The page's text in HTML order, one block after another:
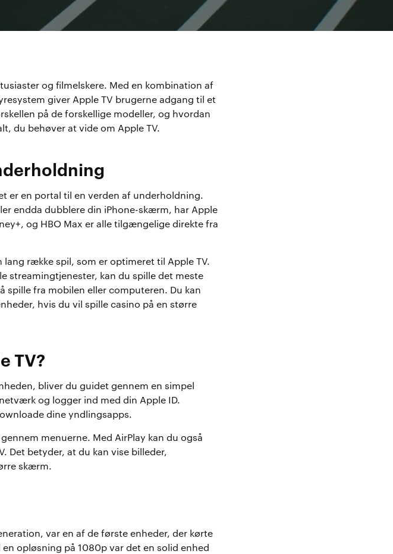
og filmelskere. Med en kombination af
giver Apple TV brugerne adgang til et
på de forskellige modeller, og hvordan
du behøver at vide om Apple TV.
er en portal til en verden af underholdning.
endda dubblere din iPhone-skærm, har Apple
og HBO Max er alle tilgængelige direkte fra
lang række spil, som er optimeret til Apple TV.
streamingtjenester, kan du spille det meste
spille fra mobilen eller computeren. Du kan
hvis du vil spille casino på en større
TV?
bliver du guidet gennem en simpel
og logger ind med din Apple ID.
dine yndlingsapps.
menuerne. Med AirPlay kan du også
Det betyder, at du kan vise billeder,
skærm.
var en af de første enheder, der kørte
opløsning på 1080p var det en solid enhed